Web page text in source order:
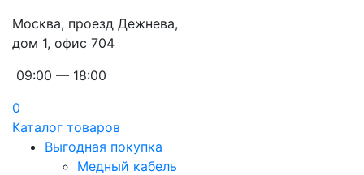
Москва, проезд Дежнева,
дом 1, офис 704
09:00 — 18:00
0
Каталог товаров
Выгодная покупка
Медный кабель